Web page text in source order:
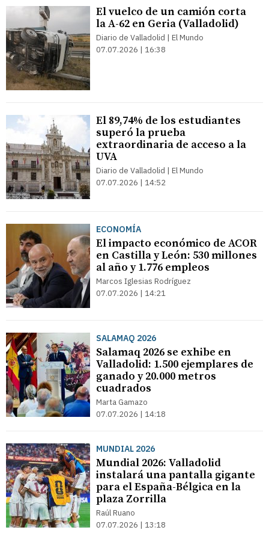
El vuelco de un camión corta
la A-62 en Geria (Valladolid)
Diario de Valladolid | El Mundo
07.07.2026 | 16:38
El 89,74% de los estudiantes
superó la prueba
extraordinaria de acceso a la
UVA
Diario de Valladolid | El Mundo
07.07.2026 | 14:52
ECONOMÍA
El impacto económico de ACOR
en Castilla y León: 530 millones
al año y 1.776 empleos
Marcos Iglesias Rodríguez
07.07.2026 | 14:21
SALAMAQ 2026
Salamaq 2026 se exhibe en
Valladolid: 1.500 ejemplares de
ganado y 20.000 metros
cuadrados
Marta Gamazo
07.07.2026 | 14:18
MUNDIAL 2026
Mundial 2026: Valladolid
instalará una pantalla gigante
para el España-Bélgica en la
plaza Zorrilla
Raúl Ruano
07.07.2026 | 13:18